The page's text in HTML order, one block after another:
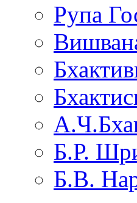
Рупа
Б.Р.
Б.В.